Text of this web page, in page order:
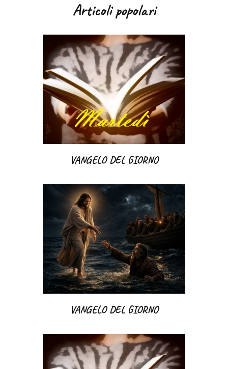
Articoli popolari
VANGELO DEL GIORNO
VANGELO DEL GIORNO